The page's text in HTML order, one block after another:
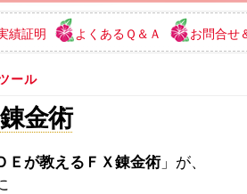
績証明 よくあるＱ＆Ａ お問合せ
ール
金術
Ｅが教えるＦＸ錬金術」が、